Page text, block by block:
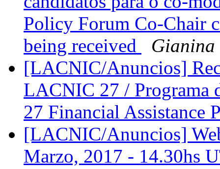
Policy Forum Co-Chair
being received
Gianina
[LACNIC/Anuncios]
LACNIC 27 / Programa
27 Financial Assistance
[LACNIC/Anuncios]
Marzo, 2017 - 14.30hs